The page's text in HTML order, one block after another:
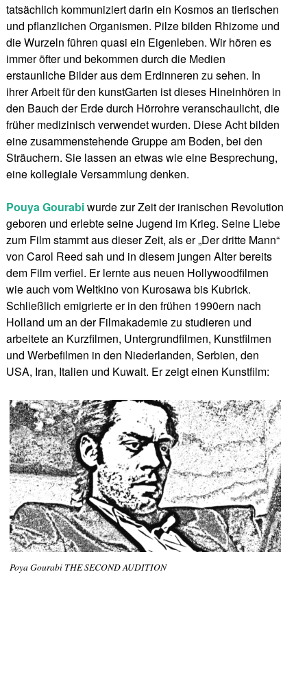
tatsächlich kommuniziert darin ein Kosmos an tierischen
und pflanzlichen Organismen. Pilze bilden Rhizome und
die Wurzeln führen quasi ein Eigenleben. Wir hören es
immer öfter und bekommen durch die Medien
erstaunliche Bilder aus dem Erdinneren zu sehen. In
ihrer Arbeit für den kunstGarten ist dieses Hineinhören in
den Bauch der Erde durch Hörrohre veranschaulicht, die
früher medizinisch verwendet wurden. Diese Acht bilden
eine zusammenstehende Gruppe am Boden, bei den
Sträuchern. Sie lassen an etwas wie eine Besprechung,
eine kollegiale Versammlung denken.
Pouya Gourabiwurde zur Zeit der iranischen Revolution
geboren und erlebte seine Jugend im Krieg. Seine Liebe
zum Film stammt aus dieser Zeit, als er „Der dritte Mann“
von Carol Reed sah und in diesem jungen Alter bereits
dem Film verfiel. Er lernte aus neuen Hollywoodfilmen
wie auch vom Weltkino von Kurosawa bis Kubrick.
Schließlich emigrierte er in den frühen 1990ern nach
Holland um an der Filmakademie zu studieren und
arbeitete an Kurzfilmen, Untergrundfilmen, Kunstfilmen
und Werbefilmen in den Niederlanden, Serbien, den
USA, Iran, Italien und Kuwait. Er zeigt einen Kunstfilm:
Poya Gourabi THE SECOND AUDITION